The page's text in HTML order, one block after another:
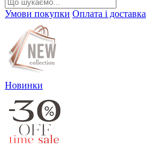
Умови покупки Оплата і доставка
Новинки